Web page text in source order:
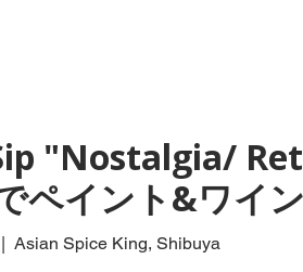
"Nostalgia/
ペイント&ワイ
Asian Spice King, Shibuya